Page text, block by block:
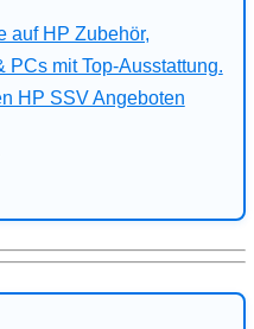
auf HP Zubehör,
PCs mit Top-Ausstattung.
HP SSV Angeboten